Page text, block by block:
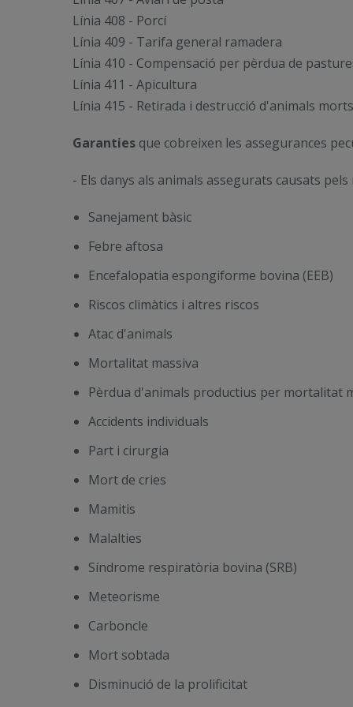
Línia 408 - Porcí
Línia 409 - Tarifa general ramadera
Línia 410 - Compensació per pèrdua de
Línia 411 - Apicultura
Línia 415 - Retirada i destrucció d'animals morts
Garanties que cobreixen les assegurances
- Els danys als animals assegurats causats
Sanejament bàsic
Febre aftosa
Encefalopatia espongiforme bovina (EEB)
Riscos climàtics i altres riscos
Atac d'animals
Mortalitat massiva
Pèrdua d'animals productius per mortalitat
Accidents individuals
Part i cirurgia
Mort de cries
Mamitis
Malalties
Síndrome respiratòria bovina (SRB)
Meteorisme
Carboncle
Mort sobtada
Disminució de la prolificitat